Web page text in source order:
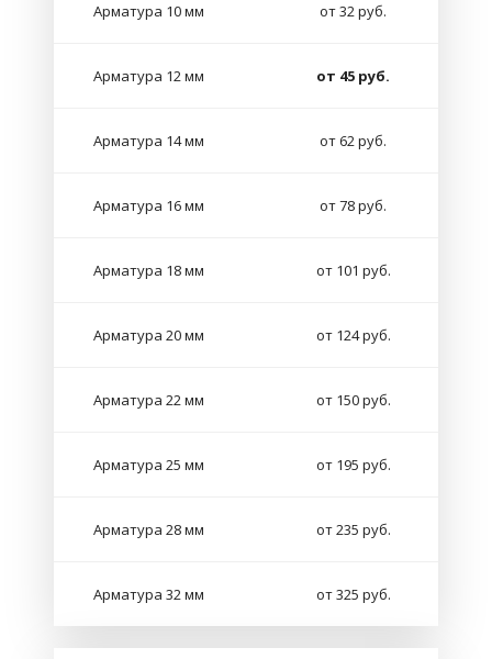
Арматура 10 мм от 32 руб.
Арматура 12 мм от 45 руб.
Арматура 14 мм от 62 руб.
Арматура 16 мм от 78 руб.
Арматура 18 мм от 101 руб.
Арматура 20 мм от 124 руб.
Арматура 22 мм от 150 руб.
Арматура 25 мм от 195 руб.
Арматура 28 мм от 235 руб.
Арматура 32 мм от 325 руб.